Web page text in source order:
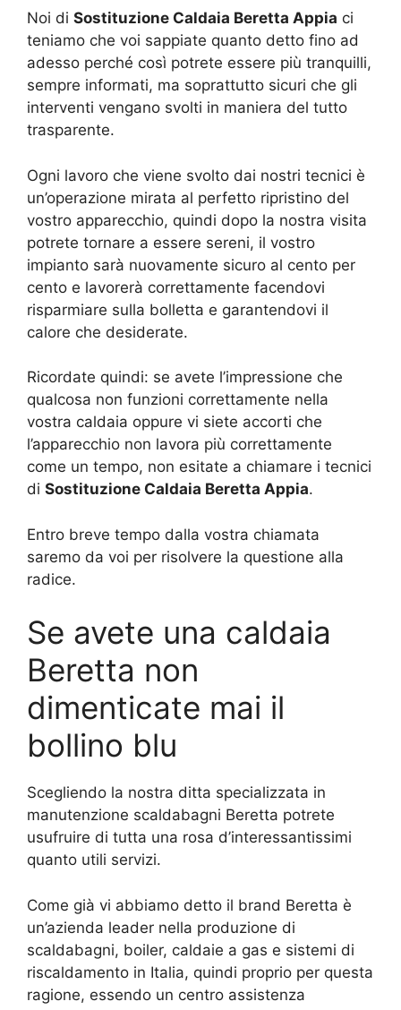
Noi di Sostituzione Caldaia Beretta Appia ci
teniamo che voi sappiate quanto detto fino ad
adesso perché così potrete essere più tranquilli,
sempre informati, ma soprattutto sicuri che gli
interventi vengano svolti in maniera del tutto
trasparente.
Ogni lavoro che viene svolto dai nostri tecnici è
un’operazione mirata al perfetto ripristino del
vostro apparecchio, quindi dopo la nostra visita
potrete tornare a essere sereni, il vostro
impianto sarà nuovamente sicuro al cento per
cento e lavorerà correttamente facendovi
risparmiare sulla bolletta e garantendovi il
calore che desiderate.
Ricordate quindi: se avete l’impressione che
qualcosa non funzioni correttamente nella
vostra caldaia oppure vi siete accorti che
l’apparecchio non lavora più correttamente
come un tempo, non esitate a chiamare i tecnici
di Sostituzione Caldaia Beretta Appia.
Entro breve tempo dalla vostra chiamata
saremo da voi per risolvere la questione alla
radice.
Se avete una caldaia
Beretta non
dimenticate mai il
bollino blu
Scegliendo la nostra ditta specializzata in
manutenzione scaldabagni Beretta potrete
usufruire di tutta una rosa d’interessantissimi
quanto utili servizi.
Come già vi abbiamo detto il brand Beretta è
un’azienda leader nella produzione di
scaldabagni, boiler, caldaie a gas e sistemi di
riscaldamento in Italia, quindi proprio per questa
ragione, essendo un centro assistenza